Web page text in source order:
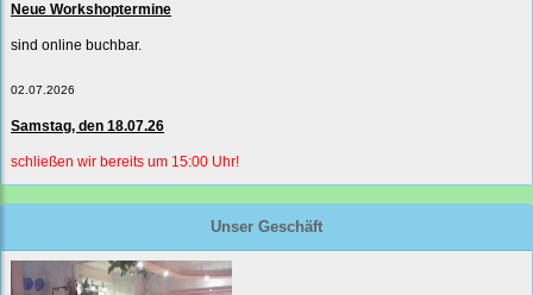
Neue Workshoptermine
sind online buchbar.
02.07.2026
Samstag, den 18.07.26
schließen wir bereits um 15:00 Uhr!
Unser Geschäft